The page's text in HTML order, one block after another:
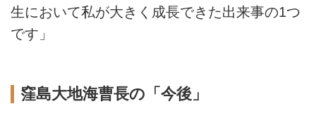
生において私が大きく成長できた出来事の1つ
です」
窪島大地海曹長の「今後」